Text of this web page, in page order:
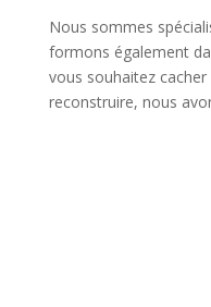
Nous sommes
formons également
vous souhaitez
reconstruire, nous